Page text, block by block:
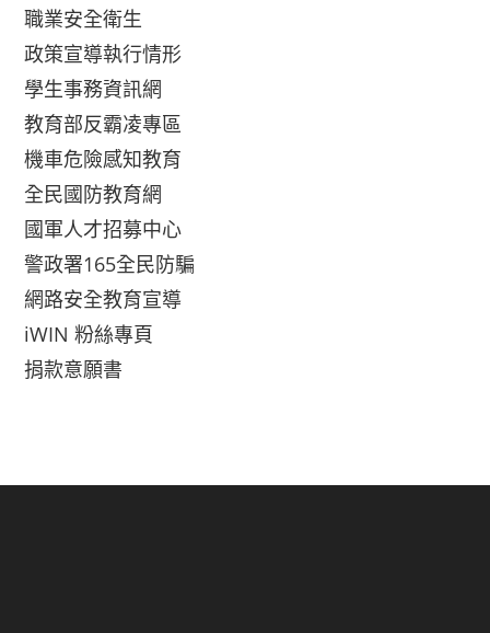
職業安全衛生
政策宣導執行情形
學生事務資訊網
教育部反霸凌專區
機車危險感知教育
全民國防教育網
國軍人才招募中心
警政署165全民防騙
網路安全教育宣導
iWIN 粉絲專頁
捐款意願書